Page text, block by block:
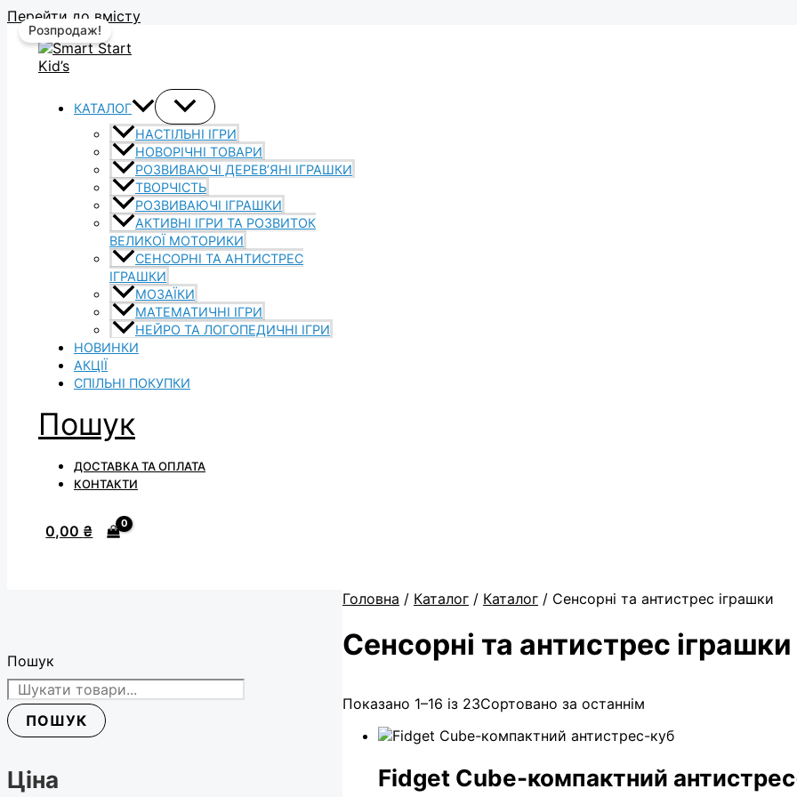
Перейти до вмісту
КАТАЛОГ
НАСТІЛЬНІ ІГРИ
НОВОРІЧНІ ТОВАРИ
РОЗВИВАЮЧІ ДЕРЕВ’ЯНІ ІГРАШКИ
ТВОРЧІСТЬ
РОЗВИВАЮЧІ ІГРАШКИ
АКТИВНІ ІГРИ ТА РОЗВИТОК
ВЕЛИКОЇ МОТОРИКИ
СЕНСОРНІ ТА АНТИСТРЕС
ІГРАШКИ
МОЗАЇКИ
МАТЕМАТИЧНІ ІГРИ
НЕЙРО ТА ЛОГОПЕДИЧНІ ІГРИ
НОВИНКИ
АКЦІЇ
СПІЛЬНІ ПОКУПКИ
Пошук
ДОСТАВКА ТА ОПЛАТА
КОНТАКТИ
0,00 ₴
Пошук
ПОШУК
Ціна
Головна / Каталог / Каталог / Сенсорні та антистрес іграшки
Сенсорні та антистрес іграшки
Показано 1–16 із 23Сортовано за останнім
Fidget Cube-компактний
Розпродаж!